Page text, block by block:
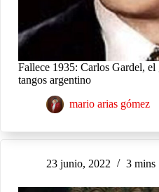
Fallece 1935: Carlos Gardel, el
tangos argentino
mario arias gómez
23 junio, 2022 3 mins